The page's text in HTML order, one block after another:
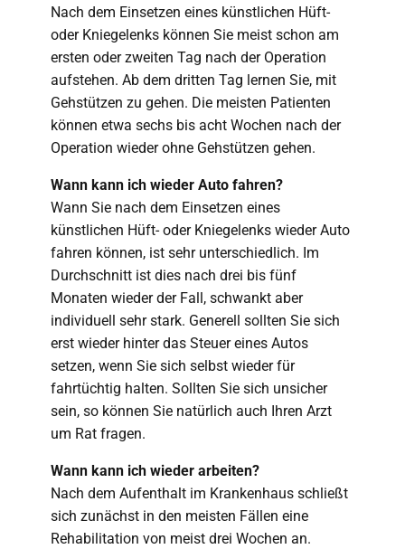
Nach dem Einsetzen eines künstlichen Hüft-
oder Kniegelenks können Sie meist schon am
ersten oder zweiten Tag nach der Operation
aufstehen. Ab dem dritten Tag lernen Sie, mit
Gehstützen zu gehen. Die meisten Patienten
können etwa sechs bis acht Wochen nach der
Operation wieder ohne Gehstützen gehen.
Wann kann ich wieder Auto fahren?
Wann Sie nach dem Einsetzen eines
künstlichen Hüft- oder Kniegelenks wieder Auto
fahren können, ist sehr unterschiedlich. Im
Durchschnitt ist dies nach drei bis fünf
Monaten wieder der Fall, schwankt aber
individuell sehr stark. Generell sollten Sie sich
erst wieder hinter das Steuer eines Autos
setzen, wenn Sie sich selbst wieder für
fahrtüchtig halten. Sollten Sie sich unsicher
sein, so können Sie natürlich auch Ihren Arzt
um Rat fragen.
Wann kann ich wieder arbeiten?
Nach dem Aufenthalt im Krankenhaus schließt
sich zunächst in den meisten Fällen eine
Rehabilitation von meist drei Wochen an.